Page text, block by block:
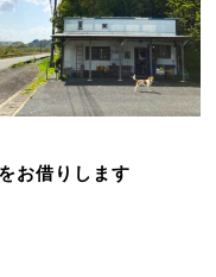
お借りします